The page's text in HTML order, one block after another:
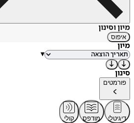
מיון וסינון
איפוס
מיון
▾
סינון
פורמטים
דיגיטלי מודפס
קולי